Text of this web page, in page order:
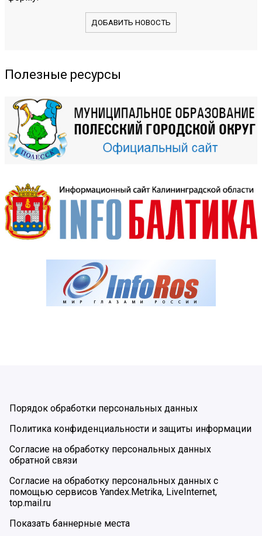
ДОБАВИТЬ НОВОСТЬ
Полезные ресурсы
Порядок обработки персональных данных
Политика конфиденциальности и защиты информации
Согласие на обработку персональных данных
обратной связи
Согласие на обработку персональных данных с
помощью сервисов Yandex.Metrika, LiveInternet,
top.mail.ru
Показать баннерные места